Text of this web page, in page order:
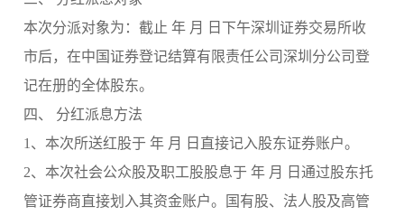
本次分派对象为：截止 年 月 日下午深圳证券交易所收
市后，在中国证券登记结算有限责任公司深圳分公司登
记在册的全体股东。
四、 分红派息方法
1、本次所送红股于 年 月 日直接记入股东证券账户。
2、本次社会公众股及职工股股息于 年 月 日通过股东托
管证券商直接划入其资金账户。国有股、法人股及高管